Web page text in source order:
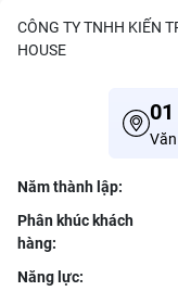
CÔNG TY TNHH KIẾN
HOUSE
01
Năm thành lập:
Phân khúc khách
hàng:
Năng lực: